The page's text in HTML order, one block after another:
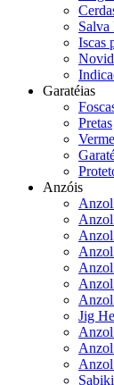
Salva
Iscas
Garatéias
Pretas
Anzóis
Jig
Anzol
Sabiki